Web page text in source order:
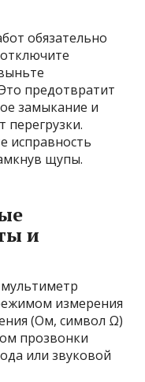
обязательно
предотвратит
замыкание и
перегрузки.
исправность
щупы.
и
измерения
(Ом, символ Ω)
прозвонки
или звуковой